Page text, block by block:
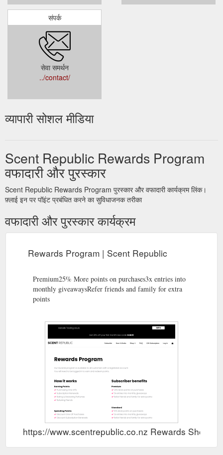
संपर्क
सेवा समर्थन
../contact/
व्यापारी सोशल मीडिया
Scent Republic Rewards Program
वफादारी और पुरस्कार
Scent Republic Rewards Program पुरस्कार और वफादारी कार्यक्रम लिंक।
फ़्लाई इन पर पॉइंट प्रबंधित करने का सुविधाजनक तरीका
वफादारी और पुरस्कार कार्यक्रम
Rewards Program | Scent Republic
Premium25% More points on purchases3x entries into
monthly giveawaysRefer friends and family for extra
points
https://www.scentrepublic.co.nz Rewards Show